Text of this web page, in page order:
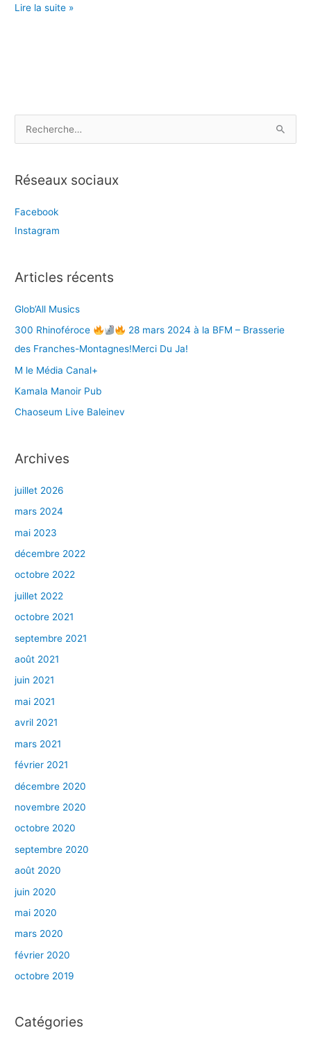
La
Lire la suite »
e
h
r
c
e
:
Réseaux sociaux
Facebook
Instagram
Articles récents
Glob’All Musics
300 Rhinoféroce
28 mars 2024 à la BFM – Brasserie
des Franches-Montagnes!Merci Du Ja!
M le Média Canal+
Kamala Manoir Pub
Chaoseum Live Baleinev
Archives
juillet 2026
mars 2024
mai 2023
décembre 2022
octobre 2022
juillet 2022
octobre 2021
septembre 2021
août 2021
juin 2021
mai 2021
avril 2021
mars 2021
février 2021
décembre 2020
novembre 2020
octobre 2020
septembre 2020
août 2020
juin 2020
mai 2020
mars 2020
février 2020
octobre 2019
Catégories